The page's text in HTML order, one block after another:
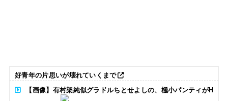
好青年の片思いが壊れていくまで
【画像】有村架純似グラドルちとせよしの、極小パンティがH